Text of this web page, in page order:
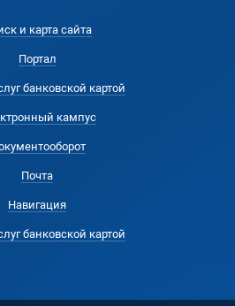
и карта сайта
Портал
банковской картой
кампус
Почта
Навигация
банковской картой